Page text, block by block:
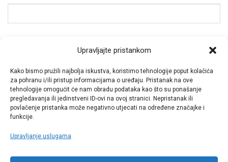
Upravljajte pristankom
Kako bismo pružili najbolja iskustva, koristimo tehnologije poput kolačića
za pohranu i/ili pristup informacijama o uređaju. Pristanak na ove
tehnologije omogućit će nam obradu podataka kao što su ponašanje
pregledavanja ili jedinstveni ID-ovi na ovoj stranici. Nepristanak ili
povlačenje pristanka može negativno utjecati na određene značajke i
funkcije.
Upravljanje uslugama
komentirao.
Call centar